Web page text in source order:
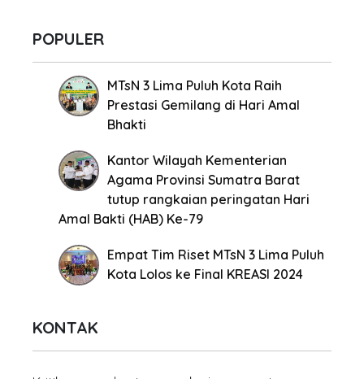
POPULER
MTsN 3 Lima Puluh Kota Raih
Prestasi Gemilang di Hari Amal
Bhakti
Kantor Wilayah Kementerian
Agama Provinsi Sumatra Barat
tutup rangkaian peringatan Hari
Amal Bakti (HAB) Ke-79
Empat Tim Riset MTsN 3 Lima Puluh
Kota Lolos ke Final KREASI 2024
KONTAK